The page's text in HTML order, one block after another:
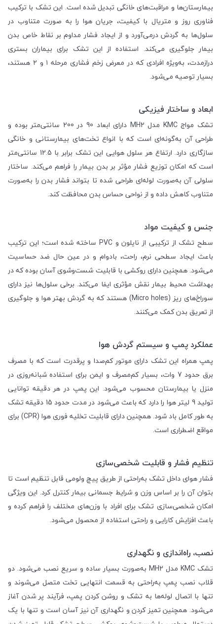
بیمارستان‌ها و مراقبت‌های خانگی تبدیل شده است. این تشک با ترکیب
فناوری روز و متریال با کیفیت، جریان هوا را به صورت متناوب در
سلول‌ها به گردش درمی‌آورد و از ایجاد فشار مداوم بر نقاط خاص بدن
بیمار جلوگیری می‌کند. استفاده از این تشک برای بیماران بستری
درازمدت، به‌ویژه افرادی که در معرض زخم فشاری مرحله ۱ و ۲ هستند،
بسیار توصیه می‌شود.
ابعاد و ساختار فیزیکی
تشک مواج KMC مدل MH2 دارای ابعاد 90 در 200 سانتی‌متر بوده و
طراحی آن به‌گونه‌ای است که با انواع تخت‌های بیمارستانی و خانگی
سازگاری دارد. ارتفاع هر سلول هوایی این تشک برابر با 12.5 سانتی‌متر
است که امکان توزیع فشار مؤثر بر بدن بیمار را فراهم می‌کند. ساختار
سلولی آن به‌صورت لوله‌ای طراحی شده تا بتواند فشار بدن را به‌صورت
متناوب کاهش داده و از نواحی حساس بدن محافظت کند.
جنس و کیفیت مواد
سطح تشک از ترکیبی از نایلون و PVC ساخته شده است؛ این ترکیب
باعث ایجاد سطحی نرم، راحت، بادوام و در عین حال ضد حساسیت
می‌شود. همچنین دارای روکشی با قابلیت شست‌وشوی آسان بوده که در
بهداشت محیط بیمار نقش مؤثری ایفا می‌کند. برخی سلول‌ها نیز دارای
سوراخ‌های ریز (Micro holes) هستند که به گردش بهتر هوا و جلوگیری
از تعریق بدن کمک می‌کنند.
عملکرد پمپ و سیستم گردش هوا
پمپ همراه این تشک دارای موتور کم‌صدا و پرقدرت است که با مصرف
برق حدود 7 وات، بسیار کم‌مصرف و ایمن برای استفاده شبانه‌روزی در
منزل یا بیمارستان محسوب می‌شود. این پمپ در هر دقیقه توانایی
تولید 9 لیتر هوا را دارد که باعث می‌شود در مدت حدود 15 دقیقه تشک
به طور کامل باد شود. همچنین دارای قابلیت تخلیه فوری هوا (CPR) برای
مواقع اضطراری است.
تنظیم فشار و قابلیت شخصی‌سازی
فشار هوای داخل تشک به‌راحتی از طریق پیچ ولومی قابل تنظیم است تا
بتوان آن را بر اساس وزن و شرایط جسمانی بیمار کنترل کرد. این ویژگی
امکان شخصی‌سازی تشک برای افراد با وزن‌های مختلف را فراهم کرده و
باعث افزایش کارایی و راحتی استفاده از محصول می‌شود.
نصب، راه‌اندازی و نگهداری
تشک KMC مدل MH2 به‌صورت بسیار ساده و سریع نصب می‌شود. دو
قلاب نصب پمپ به‌راحتی به قسمت انتهایی تخت متصل می‌شوند و
تنها با اتصال لوله‌ها به تشک و روشن کردن پمپ، فرآیند پر شدن آغاز
می‌شود. همچنین تمیز کردن و نگهداری آن نیز آسان است و تنها با یک